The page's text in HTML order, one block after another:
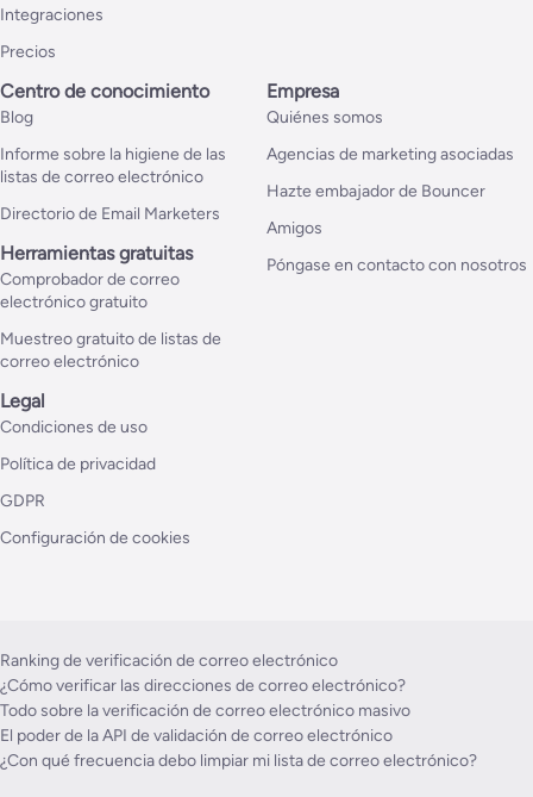
Integraciones
Precios
Centro de conocimiento
Blog
Informe sobre la higiene de las
listas de correo electrónico
Directorio de Email Marketers
Herramientas gratuitas
Comprobador de correo
electrónico gratuito
Muestreo gratuito de listas de
correo electrónico
Empresa
Quiénes somos
Agencias de marketing asociadas
Hazte embajador de Bouncer
Amigos
Póngase en contacto con nosotros
Legal
Condiciones de uso
Política de privacidad
GDPR
Configuración de cookies
Ranking de verificación de correo electrónico
¿Cómo verificar las direcciones de correo electrónico?
Todo sobre la verificación de correo electrónico masivo
El poder de la API de validación de correo electrónico
¿Con qué frecuencia debo limpiar mi lista de correo electrónico?